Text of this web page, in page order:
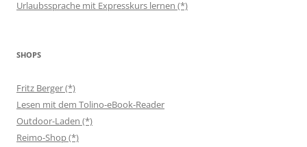
Urlaubssprache mit Expresskurs lernen (*)
SHOPS
Fritz Berger (*)
Lesen mit dem Tolino-eBook-Reader
Outdoor-Laden (*)
Reimo-Shop (*)